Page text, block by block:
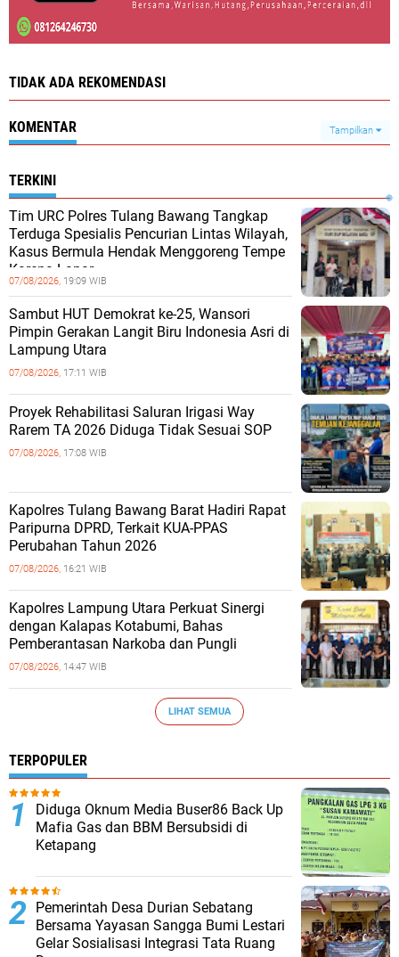
TIDAK ADA REKOMENDASI
KOMENTAR Tampilkan
TERKINI
Tim URC Polres Tulang Bawang Tangkap
Terduga Spesialis Pencurian Lintas Wilayah,
Kasus Bermula Hendak Menggoreng Tempe
Karena Lapar
07/08/2026, 19:09 WIB
Sambut HUT Demokrat ke-25, Wansori
Pimpin Gerakan Langit Biru Indonesia Asri di
Lampung Utara
07/08/2026, 17:11 WIB
Proyek Rehabilitasi Saluran Irigasi Way
Rarem TA 2026 Diduga Tidak Sesuai SOP
07/08/2026, 17:08 WIB
Kapolres Tulang Bawang Barat Hadiri Rapat
Paripurna DPRD, Terkait KUA-PPAS
Perubahan Tahun 2026
07/08/2026, 16:21 WIB
Kapolres Lampung Utara Perkuat Sinergi
dengan Kalapas Kotabumi, Bahas
Pemberantasan Narkoba dan Pungli
07/08/2026, 14:47 WIB
LIHAT SEMUA
TERPOPULER
Diduga Oknum Media Buser86 Back Up
Mafia Gas dan BBM Bersubsidi di
Ketapang
Pemerintah Desa Durian Sebatang
Bersama Yayasan Sangga Bumi Lestari
Gelar Sosialisasi Integrasi Tata Ruang